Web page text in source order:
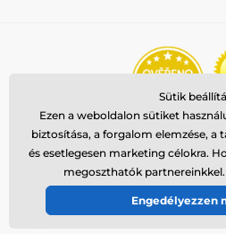
© 2026 www.reedog.hu ⦁ Webshop
Sütik
Ezen a weboldalon sütiket
biztosítása, a forgalom elemzése, a
és esetlegesen marketing célokra.
megoszthatók partnereinkkel.
Engedélyezzen